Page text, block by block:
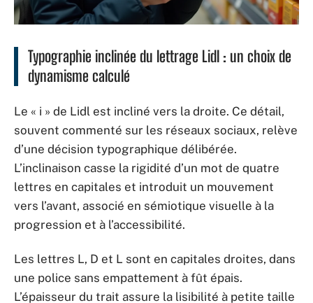
Typographie inclinée du lettrage Lidl : un choix de
dynamisme calculé
Le « i » de Lidl est incliné vers la droite. Ce détail,
souvent commenté sur les réseaux sociaux, relève
d’une décision typographique délibérée.
L’inclinaison casse la rigidité d’un mot de quatre
lettres en capitales et introduit un mouvement
vers l’avant, associé en sémiotique visuelle à la
progression et à l’accessibilité.
Les lettres L, D et L sont en capitales droites, dans
une police sans empattement à fût épais.
L’épaisseur du trait assure la lisibilité à petite taille